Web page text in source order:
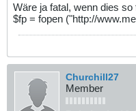
Wäre ja fatal, wenn dies so
$fp = fopen ("http://
Churchill27
Member